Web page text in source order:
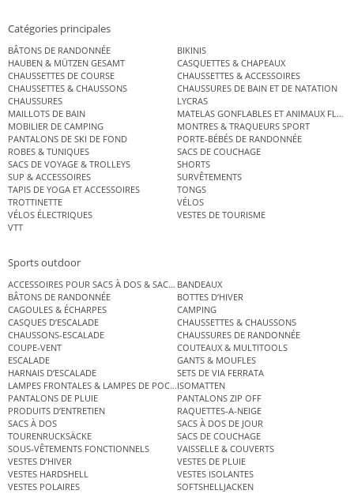
Catégories principales
BÂTONS DE RANDONNÉE
BIKINIS
HAUBEN & MÜTZEN GESAMT
CASQUETTES & CHAPEAUX
CHAUSSETTES DE COURSE
CHAUSSETTES & ACCESSOIRES
CHAUSSETTES & CHAUSSONS
CHAUSSURES DE BAIN ET DE NATATION
CHAUSSURES
LYCRAS
MAILLOTS DE BAIN
MATELAS GONFLABLES ET ANIMAUX
MOBILIER DE CAMPING
MONTRES & TRAQUEURS SPORT
PANTALONS DE SKI DE FOND
PORTE-BÉBÉS DE RANDONNÉE
ROBES & TUNIQUES
SACS DE COUCHAGE
SACS DE VOYAGE & TROLLEYS
SHORTS
SUP & ACCESSOIRES
SURVÊTEMENTS
TAPIS DE YOGA ET ACCESSOIRES
TONGS
TROTTINETTE
VÉLOS
VÉLOS ÉLECTRIQUES
VESTES DE TOURISME
VTT
Sports outdoor
ACCESSOIRES POUR SACS À DOS & SACS ÉTANCHES
BANDEAUX
BÂTONS DE RANDONNÉE
BOTTES D’HIVER
CAGOULES & ÉCHARPES
CAMPING
CASQUES D’ESCALADE
CHAUSSETTES & CHAUSSONS
CHAUSSONS-ESCALADE
CHAUSSURES DE RANDONNÉE
COUPE-VENT
COUTEAUX & MULTITOOLS
ESCALADE
GANTS & MOUFLES
HARNAIS D’ESCALADE
SETS DE VIA FERRATA
LAMPES FRONTALES & LAMPES DE POCHEISOMATTEN
PANTALONS DE PLUIE
PANTALONS ZIP OFF
PRODUITS D’ENTRETIEN
RAQUETTES-A-NEIGE
SACS À DOS
SACS À DOS DE JOUR
TOURENRUCKSÄCKE
SACS DE COUCHAGE
SOUS-VÊTEMENTS FONCTIONNELS
VAISSELLE & COUVERTS
VESTES D’HIVER
VESTES DE PLUIE
VESTES HARDSHELL
VESTES ISOLANTES
VESTES POLAIRES
SOFTSHELLJACKEN